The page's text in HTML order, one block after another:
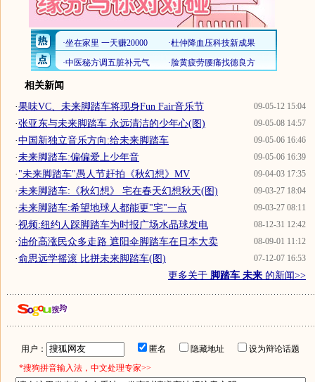
相关新闻
09-05-12 15:04
·果味VC、未来脚踏车将现身Fun Fair音乐节
09-05-08 14:57
·张亚东与未来脚踏车 永远清洁的少年心(图)
09-05-06 16:46
·中国新独立音乐方向:给未来脚踏车
09-05-06 16:39
·未来脚踏车:偏偏爱上少年音
09-04-03 17:35
·"未来脚踏车"愚人节赶拍《秋幻想》MV
09-03-27 18:04
·未来脚踏车:《秋幻想》 宅在春天幻想秋天(图)
09-03-27 08:11
·未来脚踏车:希望地球人都能更"宅"一点
08-12-31 12:42
·视频:纽约人踩脚踏车为时报广场水晶球发电
08-09-01 11:12
·油价高涨民众多走路 遮阳伞脚踏车在日本大卖
07-12-07 16:53
·俞思远学摇滚 比拼未来脚踏车(图)
更多关于 脚踏车 未来 的新闻>>
用户： 匿名 隐藏地址
设为辩论话题
*搜狗拼音输入法，中文处理专家>>